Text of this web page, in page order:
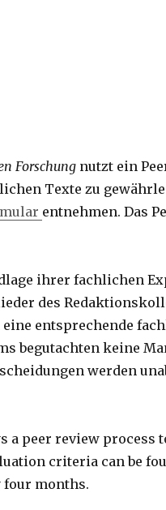
Forschung nutzt ein
Texte zu
entnehmen. Das
ihrer fachlichen
des
entsprechende
begutachten keine
werden
a peer review process
criteria can be
four months.